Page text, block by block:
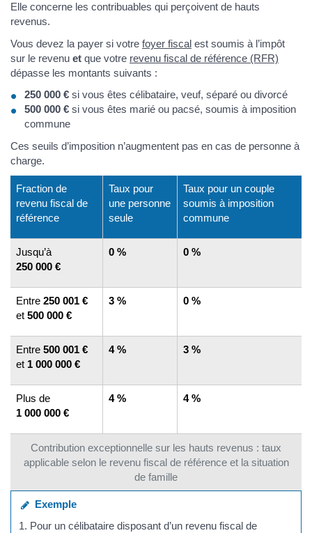
Elle concerne les contribuables qui perçoivent de hauts
revenus.
Vous devez la payer si votre foyer fiscal est soumis à l’impôt
sur le revenu et que votre revenu fiscal de référence (RFR)
dépasse les montants suivants :
250 000 € si vous êtes célibataire, veuf, séparé ou divorcé
500 000 € si vous êtes marié ou pacsé, soumis à imposition
commune
Ces seuils d’imposition n’augmentent pas en cas de personne à
charge.
Contribution exceptionnelle sur les hauts revenus : taux
applicable selon le revenu fiscal de référence et la situation
de famille
Fraction de
revenu fiscal de
référence
Taux pour
une personne
seule
Taux pour un couple
soumis à imposition
commune
Jusqu’à
250 000 €
0 % 0 %
Entre 250 001 €
et 500 000 €
3 % 0 %
Entre 500 001 €
et 1 000 000 €
4 % 3 %
Plus de
1 000 000 €
4 % 4 %
Exemple
1. Pour un célibataire disposant d’un revenu fiscal de